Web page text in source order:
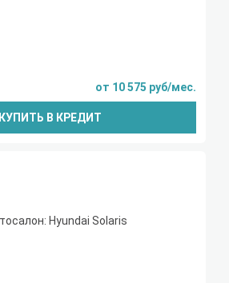
от 10 575 руб/мес.
КУПИТЬ В КРЕДИТ